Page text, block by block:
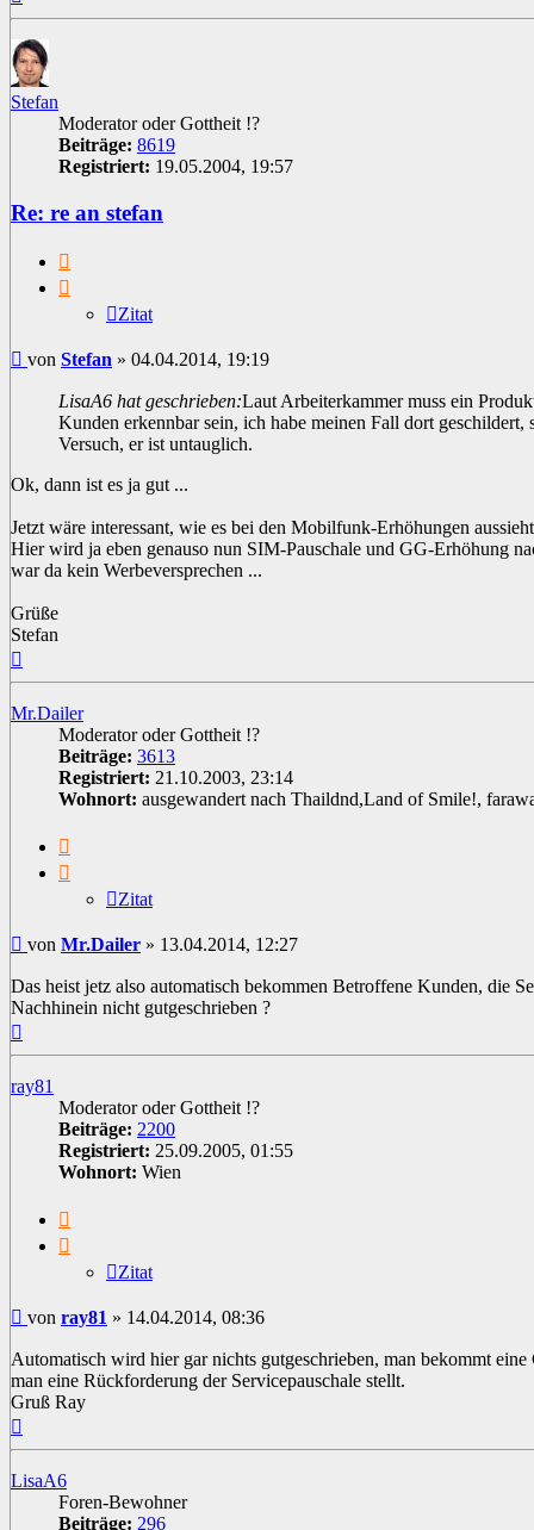
Stefan
Moderator oder Gottheit !?
Beiträge: 8619
Registriert: 19.05.2004, 19:57
Re: re an stefan
Zitat
Beitrag
von Stefan » 04.04.2014, 19:19
LisaA6 hat geschrieben:Laut Arbeiterkammer muss ein
Kunden erkennbar sein, ich habe meinen Fall dort geschildert,
Versuch, er ist untauglich.
Ok, dann ist es ja gut ...
Jetzt wäre interessant, wie es bei den Mobilfunk-Erhöhungen
Hier wird ja eben genauso nun SIM-Pauschale und GG-Erhöhung
war da kein Werbeversprechen ...
Grüße
Stefan
oben
Mr.Dailer
Moderator oder Gottheit !?
Beiträge: 3613
Registriert: 21.10.2003, 23:14
Wohnort: ausgewandert nach Thaildnd,Land of Smile!,
Zitat
Beitrag
von Mr.Dailer » 13.04.2014, 12:27
Das heist jetz also automatisch bekommen Betroffene Kunden, die
Nachhinein nicht gutgeschrieben ?
ray81
Moderator oder Gottheit !?
Beiträge: 2200
Registriert: 25.09.2005, 01:55
Wohnort: Wien
Zitat
Beitrag
von ray81 » 14.04.2014, 08:36
Automatisch wird hier gar nichts gutgeschrieben, man bekommt
man eine Rückforderung der Servicepauschale stellt.
Gruß Ray
LisaA6
Foren-Bewohner
Beiträge: 296